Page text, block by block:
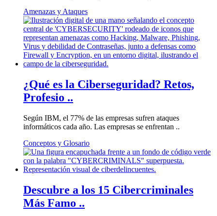
Amenazas y Ataques
¿Qué es la Ciberseguridad? Retos,
Profesio ..
Según IBM, el 77% de las empresas sufren ataques
informáticos cada año. Las empresas se enfrentan ..
Conceptos y Glosario
Descubre a los 15 Cibercriminales
Más Famo ..